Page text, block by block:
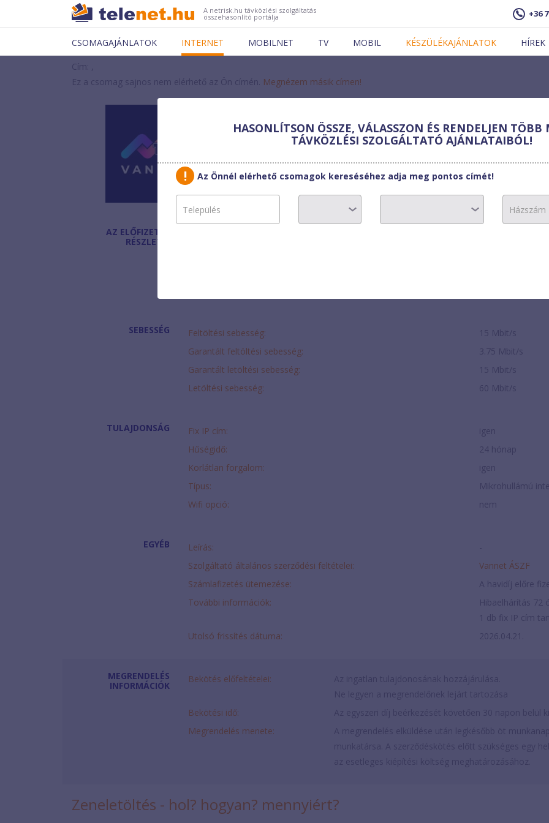
A netrisk.hu távközlési szolgáltatás
összehasonlító portálja +36
CSOMAGAJÁNLATOK INTERNET MOBILNET TV MOBIL KÉSZÜLÉKAJÁNLATOK HÍREK
Cím: ,
Ez a csomag sajnos nem elérhető az Ön címén. Megnézem másik címen!
Vannet Telekommunikációs
Smart Office M
AZ ELŐFIZETÉS
RÉSZLETEI
SEBESSÉG Feltöltési sebesség:
15 Mbit/s
Garantált feltöltési sebesség:
3.75 Mbit/s
Garantált letöltési sebesség:
15 Mbit/s
Letöltési sebesség:
60 Mbit/s
TULAJDONSÁG Fix IP cím:
igen
Hűségidő:
24 hónap
Korlátlan forgalom:
igen
Típus:
Mikrohullámú
Wifi opció:
nem
EGYÉB Leírás:
-
Szolgáltató általános szerződési feltételei:
Vannet ÁSZF
Számlafizetés ütemezése:
A havidíj előre
További információk:
Hibaelhárítás 72
1 db fix IP cím
Utolsó frissítés dátuma:
2026.04.21.
MEGRENDELÉS
INFORMÁCIÓK
Bekötés előfeltételei:
Bekötési idő:
Megrendelés menete:
Zeneletöltés - hol? hogyan? mennyiért?
HASONLÍTSON ÖSSZE, VÁLASSZON ÉS RENDELJEN
TÁVKÖZLÉSI SZOLGÁLTATÓ AJÁNLATAIBÓL!
Az Önnél elérhető csomagok kereséséhez adja meg pontos címét!